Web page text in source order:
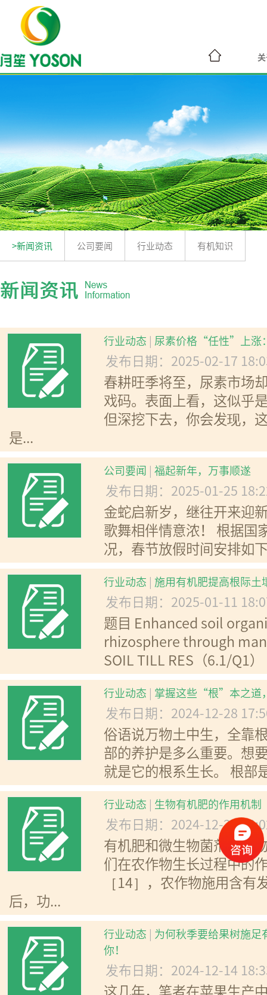
>新闻资讯 公司要闻 行业动态 有机知识
行业动态 | 尿素价格“任性”上涨
发布日期：2025-02-17
春耕旺季将至，尿素市场
戏码。表面上看，这似乎
但深挖下去，你会发现，
是...
公司要闻 | 福起新年，万事顺遂
发布日期：2025-01-25
金蛇启新岁，继往开来迎
歌舞相伴情意浓！ 根据国
况，春节放假时间安排如
行业动态 | 施用有机肥提高根际土
发布日期：2025-01-11
题目 Enhanced soil
rhizosphere through
SOIL TILL RES（6.1/Q1
行业动态 | 掌握这些“根”本之道
发布日期：2024-12-28
俗语说万物土中生，全靠
部的养护是多么重要。想
就是它的根系生长。 根部
行业动态 | 生物有机肥的作用机制
发布日期：2024-12-24
有机肥和微生物菌剂是生
们在农作物生长过程中的
［14］，农作物施用含
后，功...
行业动态 | 为何秋季要给果树施
你！
发布日期：2024-12-14